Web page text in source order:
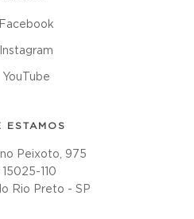
Facebook
Instagram
YouTube
ESTAMOS
Peixoto, 975
15025-110
Rio Preto - SP